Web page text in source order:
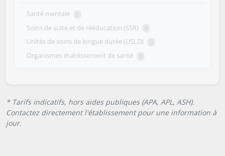
Santé mentale 0
Soins de suite et de rééducation (SSR) 0
Unités de soins de longue durée (USLD) 0
Organismes établissement de santé 0
* Tarifs indicatifs, hors aides publiques (APA, APL, ASH).
Contactez directement l'établissement pour une information à
jour.